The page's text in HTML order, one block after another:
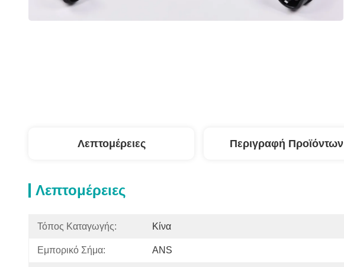
Λεπτομέρειες Περιγραφή Προϊόντων
Λεπτομέρειες
Τόπος Καταγωγής: Κίνα
Εμπορικό Σήμα: ANS